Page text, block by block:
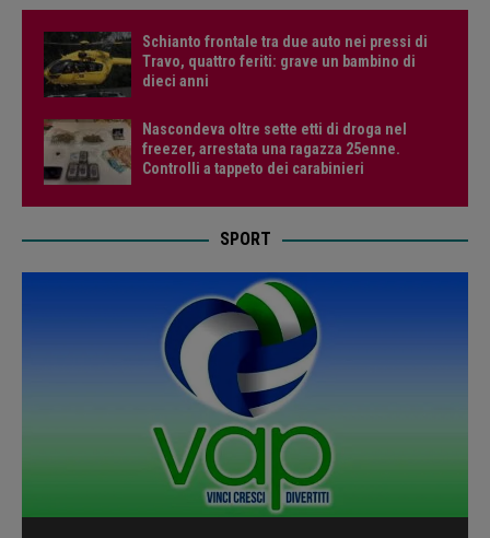
Schianto frontale tra due auto nei pressi di
Travo, quattro feriti: grave un bambino di
dieci anni
Nascondeva oltre sette etti di droga nel
freezer, arrestata una ragazza 25enne.
Controlli a tappeto dei carabinieri
SPORT